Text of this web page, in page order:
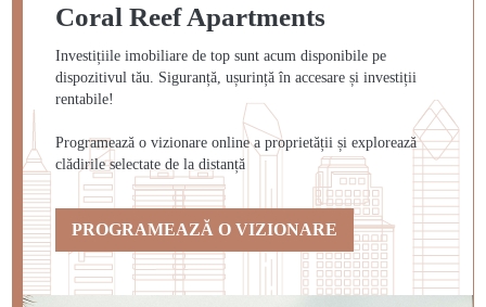
Coral Reef Apartments
Investițiile imobiliare de top sunt acum disponibile pe
dispozitivul tău. Siguranță, ușurință în accesare și investiții
rentabile!
Programează o vizionare online a proprietății și explorează
clădirile selectate de la distanță
PROGRAMEAZĂ O VIZIONARE